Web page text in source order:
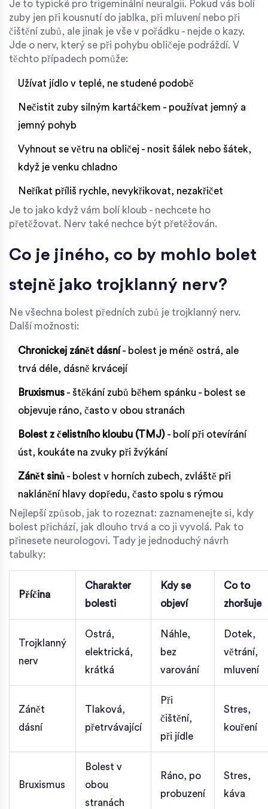
Je to typické pro trigeminální neuralgii. Pokud vás bolí
zuby jen při kousnutí do jablka, při mluvení nebo při
čištění zubů, ale jinak je vše v pořádku - nejde o kazy.
Jde o nerv, který se při pohybu obličeje podráždí. V
těchto případech pomůže:
Užívat jídlo v teplé, ne studené podobě
Nečistit zuby silným kartáčkem - používat jemný a
jemný pohyb
Vyhnout se větru na obličej - nosit šálek nebo šátek,
když je venku chladno
Neříkat příliš rychle, nevykřikovat, nezakřičet
Je to jako když vám bolí kloub - nechcete ho
přetěžovat. Nerv také nechce být přetěžován.
Co je jiného, co by mohlo bolet
stejně jako trojklanný nerv?
Ne všechna bolest předních zubů je trojklanný nerv.
Další možnosti:
Chronickej zánět dásní - bolest je méně ostrá, ale
trvá déle, dásně krvácejí
Bruxismus - štěkání zubů během spánku - bolest se
objevuje ráno, často v obou stranách
Bolest z čelistního kloubu (TMJ) - bolí při otevírání
úst, koukáte na zvuky při žvýkání
Zánět sinů - bolest v horních zubech, zvláště při
naklánění hlavy dopředu, často spolu s rýmou
Nejlepší způsob, jak to rozeznat: zaznamenejte si, kdy
bolest přichází, jak dlouho trvá a co ji vyvolá. Pak to
přinesete neurologovi. Tady je jednoduchý návrh
tabulky:
Příčina
Charakter
bolesti
Kdy se
objeví
Co to
zhoršuje
Trojklanný
nerv
Ostrá,
elektrická,
krátká
Náhle,
bez
varování
Dotek,
větrání,
mluvení
Zánět
dásní
Tlaková,
přetrvávající
Při
čištění,
při jídle
Stres,
kouření
Bruxismus
Bolest v
obou
stranách
Ráno, po
probuzení
Stres,
káva